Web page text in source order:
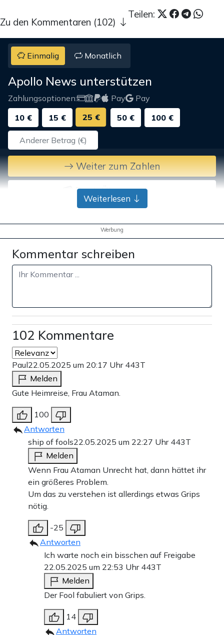
Teilen:
Zu den Kommentaren (102)
Einmalig Monatlich
Apollo News unterstützen
Zahlungsoptionen: Pay
Pay
10 €
15 € 25 € 50 € 100 €
Weiter zum Zahlen
Bank-Überweisung
Weiterlesen
Werbung
Kommentar schreiben
102 Kommentare
Paul22.05.2025 um 20:17 Uhr 443T
Melden
Gute Heimreise, Frau Ataman.
100
Antworten
ship of fools22.05.2025 um 22:27 Uhr 443T
Melden
Wenn Frau Ataman Unrecht hat, dann hättet ihr
ein größeres Problem.
Um das zu verstehen ist allerdings etwas Grips
nötig.
-25
Antworten
Ich warte noch ein bisschen auf Freigabe
22.05.2025 um 22:53 Uhr 443T
Melden
Der Fool fabuliert von Grips.
14
Antworten